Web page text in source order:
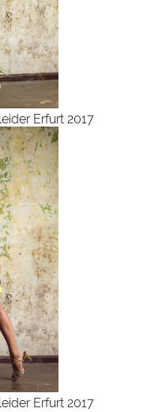
Erfurt 2017
Erfurt 2017